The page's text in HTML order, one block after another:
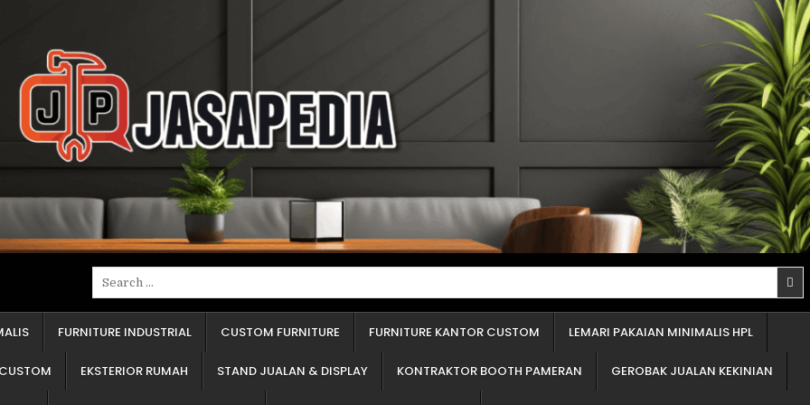
FURNITURE INDUSTRIAL CUSTOM FURNITURE FURNITURE KANTOR CUSTOM LEMARI PAKAIAN MINIMALIS HPL
EKSTERIOR RUMAH STAND JUALAN & DISPLAY KONTRAKTOR BOOTH PAMERAN GEROBAK JUALAN KEKINIAN